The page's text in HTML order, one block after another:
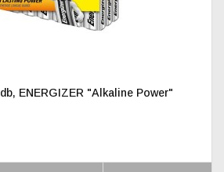
ENERGIZER "Alkaline Power"